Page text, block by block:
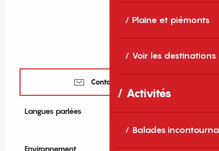
Plaine et piémonts
Voir les destinations
Activités
Balades
Contactez-nous
Langues parlées
Langues parlées
Environnement
Environnement